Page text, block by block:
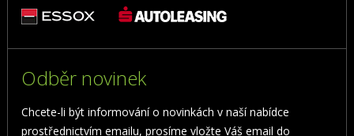
Odběr novinek
Chcete-li být informování o novinkách v naší nabídce
prostřednictvím emailu, prosíme vložte Váš email do